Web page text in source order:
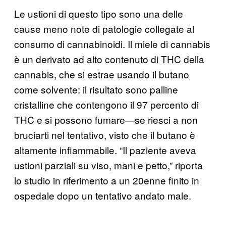
Le ustioni di questo tipo sono una delle
cause meno note di patologie collegate al
consumo di cannabinoidi. Il miele di cannabis
è un derivato ad alto contenuto di THC della
cannabis, che si estrae usando il butano
come solvente: il risultato sono palline
cristalline che contengono il 97 percento di
THC e si possono fumare—se riesci a non
bruciarti nel tentativo, visto che il butano è
altamente infiammabile. “Il paziente aveva
ustioni parziali su viso, mani e petto,” riporta
lo studio in riferimento a un 20enne finito in
ospedale dopo un tentativo andato male.